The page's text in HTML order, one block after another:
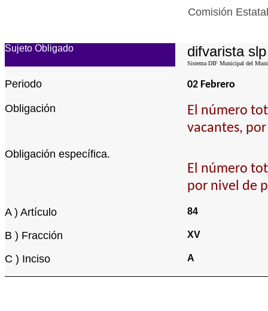
Comisión
Sujeto Obligado difvarista slp
Sistema DIF Municipal del
Periodo 02 Febrero
Obligación
El número
vacantes,
Obligación específica.
El número
por nivel de
A ) Artículo 84
B ) Fracción XV
C ) Inciso A